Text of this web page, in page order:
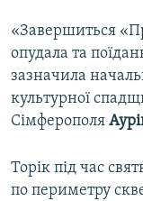
«Завершиться
опудала та
зазначила
культурної
Сімферополя
Торік під час
по периметру